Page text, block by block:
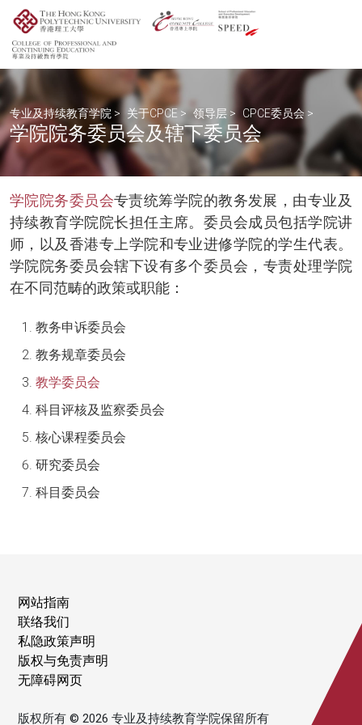
专业及持续教育学院 > 关于CPCE > 领导层 > CPCE委员会 >
学院院务委员会及辖下委员会
学院院务委员会专责统筹学院的教务发展，由专业及
持续教育学院院长担任主席。委员会成员包括学院讲
师，以及香港专上学院和专业进修学院的学生代表。
学院院务委员会辖下设有多个委员会，专责处理学院
在不同范畴的政策或职能：
教务申诉委员会
教务规章委员会
教学委员会
科目评核及监察委员会
核心课程委员会
研究委员会
科目委员会
网站指南
联络我们
私隐政策声明
版权与免责声明
无障碍网页
版权所有 © 2026 专业及持续教育学院保留所有